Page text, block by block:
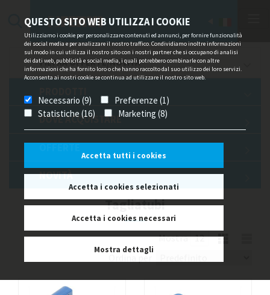
QUESTO SITO WEB UTILIZZA I COOKIE
Utilizziamo i cookie per personalizzare contenuti ed annunci, per fornire funzionalità
dei social media e per analizzare il nostro traffico. Condividiamo inoltre informazioni
sul modo in cui utilizza il nostro sito con i nostri partner che si occupano di analisi
dei dati web, pubblicità e social media, i quali potrebbero combinarle con altre
informazioni che ha fornito loro o che hanno raccolto dal suo utilizzo dei loro servizi.
Acconsenta ai nostri cookie se continua ad utilizzare il nostro sito web.
Necessario (9)
Preferenze (1)
Statistiche (16)
Marketing (8)
Accetta tutti i cookies
Accetta i cookies selezionati
Accetta i cookies necessari
Mostra dettagli
FILTRA OFFERTE/NOVITÀ
DOVE ACQUISTARE
OFFERTE
NOVITÀ
Tagliatubi
Mostra
Ordina per